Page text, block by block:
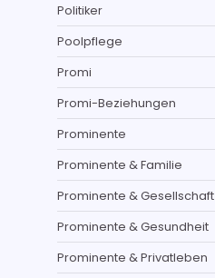
Politiker
Poolpflege
Promi
Promi-Beziehungen
Prominente
Prominente & Familie
Prominente & Gesellschaft
Prominente & Gesundheit
Prominente & Privatleben